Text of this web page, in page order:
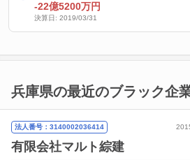
-22億5200万円
決算日: 2019/03/31
兵庫県の最近のブラック企
法人番号：3140002036414
有限会社マルト綜建